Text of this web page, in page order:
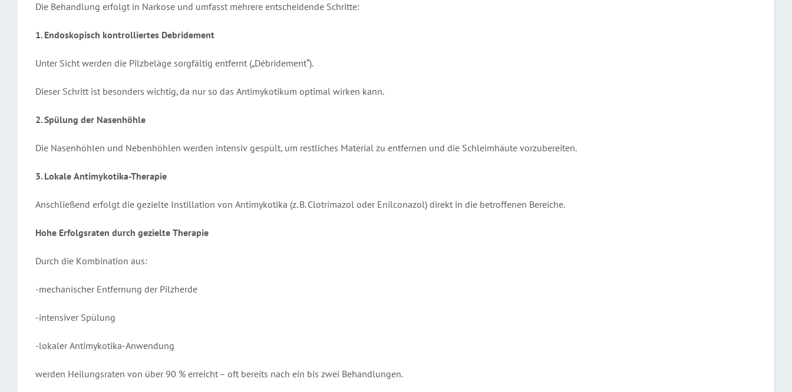
Die Behandlung erfolgt in Narkose und umfasst mehrere entscheidende Schritte:
1. Endoskopisch kontrolliertes Debridement
Unter Sicht werden die Pilzbeläge sorgfältig entfernt („Débridement“).
Dieser Schritt ist besonders wichtig, da nur so das Antimykotikum optimal wirken kann.
2. Spülung der Nasenhöhle
Die Nasenhöhlen und Nebenhöhlen werden intensiv gespült, um restliches Material zu entfernen und die Schleimhäute vorzubereiten.
3. Lokale Antimykotika-Therapie
Anschließend erfolgt die gezielte Instillation von Antimykotika (z. B. Clotrimazol oder Enilconazol) direkt in die betroffenen Bereiche.
Hohe Erfolgsraten durch gezielte Therapie
Durch die Kombination aus:
-mechanischer Entfernung der Pilzherde
-intensiver Spülung
-lokaler Antimykotika-Anwendung
werden Heilungsraten von über 90 % erreicht – oft bereits nach ein bis zwei Behandlungen.